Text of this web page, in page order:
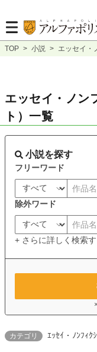
TOP > 小説 > エッセイ・
エッセイ・ノン
ト）一覧
小説を探す
フリーワード
除外ワード
+ さらに詳しく検索す
カテゴリ ｴｯｾｲ・ﾉﾝﾌｨｸ